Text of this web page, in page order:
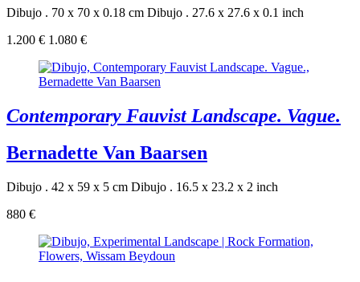
Dibujo . 70 x 70 x 0.18 cm Dibujo . 27.6 x 27.6 x 0.1 inch
1.200 € 1.080 €
Contemporary Fauvist Landscape. Vague.
Bernadette Van Baarsen
Dibujo . 42 x 59 x 5 cm Dibujo . 16.5 x 23.2 x 2 inch
880 €